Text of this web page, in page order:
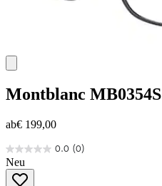
Montblanc MB0354S
ab€ 199,00
0.0 (0)
0.0
von
Neu